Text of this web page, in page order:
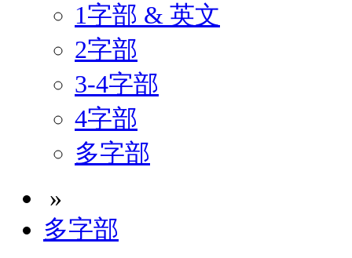
1字部 & 英文
2字部
3-4字部
4字部
多字部
»
多字部